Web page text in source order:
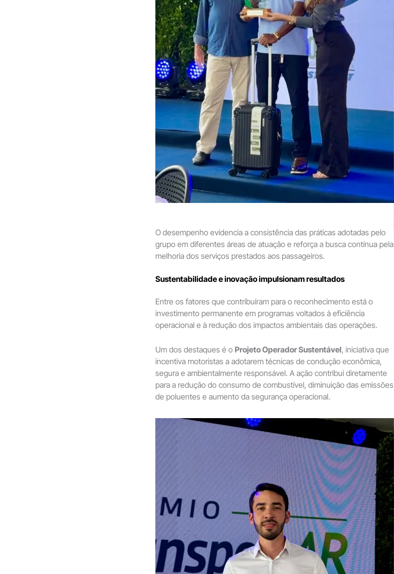
O desempenho evidencia a consistência das práticas adotadas pelo
grupo em diferentes áreas de atuação e reforça a busca contínua pela
melhoria dos serviços prestados aos passageiros.
Sustentabilidade e inovação impulsionam resultados
Entre os fatores que contribuíram para o reconhecimento está o
investimento permanente em programas voltados à eficiência
operacional e à redução dos impactos ambientais das operações.
Um dos destaques é o Projeto Operador Sustentável, iniciativa que
incentiva motoristas a adotarem técnicas de condução econômica,
segura e ambientalmente responsável. A ação contribui diretamente
para a redução do consumo de combustível, diminuição das emissões
de poluentes e aumento da segurança operacional.